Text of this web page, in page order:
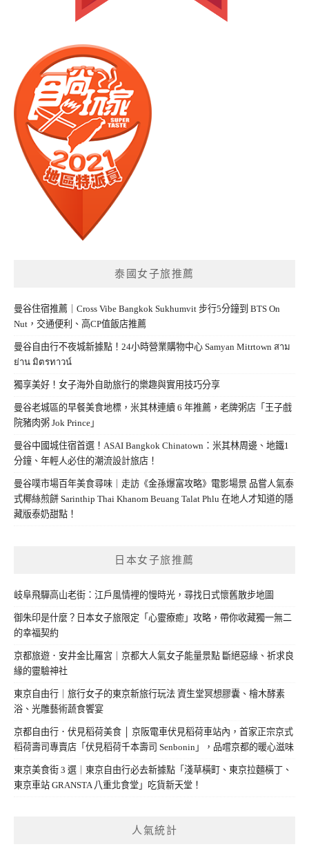
泰國女子旅推薦
曼谷住宿推薦｜Cross Vibe Bangkok Sukhumvit 步行5分鐘到 BTS On
Nut，交通便利、高CP值飯店推薦
曼谷自由行不夜城新據點！24小時營業購物中心 Samyan Mitrtown สาม
ย่าน มิตรทาวน์
獨享美好！女子海外自助旅行的樂趣與實用技巧分享
曼谷老城區的早餐美食地標，米其林連續 6 年推薦，老牌粥店「王子戲
院豬肉粥 Jok Prince」
曼谷中國城住宿首選！ASAI Bangkok Chinatown：米其林周邊、地鐵1
分鐘、年輕人必住的潮流設計旅店！
曼谷噗市場百年美食尋味｜走訪《金孫爆富攻略》電影場景 品嘗人氣泰
式椰絲煎餅 Sarinthip Thai Khanom Beuang Talat Phlu 在地人才知道的隱
藏版泰奶甜點！
日本女子旅推薦
岐阜飛驒高山老街：江戶風情裡的慢時光，尋找日式懷舊散步地圖
御朱印是什麼？日本女子旅限定「心靈療癒」攻略，帶你收藏獨一無二
的幸福契約
京都旅遊．安井金比羅宮｜京都大人氣女子能量景點 斷絕惡緣、祈求良
緣的靈驗神社
東京自由行｜旅行女子的東京新旅行玩法 資生堂冥想膠囊、檜木酵素
浴、光雕藝術蔬食饗宴
京都自由行．伏見稻荷美食 │ 京阪電車伏見稻荷車站內，首家正宗京式
稻荷壽司專賣店「伏見稻荷千本壽司 Senbonin」，品嚐京都的暖心滋味
東京美食街 3 選｜東京自由行必去新據點「淺草橫町、東京拉麵橫丁、
東京車站 GRANSTA 八重北食堂」吃貨新天堂！
人氣統計